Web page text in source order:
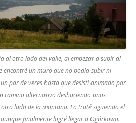
al otro lado del valle, al empezar a subir al
encontré un muro que no podía subir ni
par de veces hasta que desistí animado por
camino alternativo deshaciendo unos
lado de la montaña. Lo traté siguiendo el
finalmente logré llegar a Ogórkowo.